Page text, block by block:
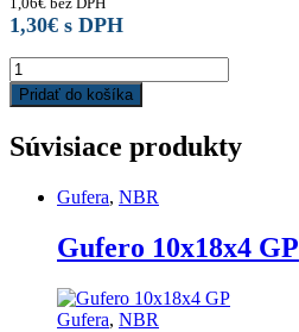
1,30€ s DPH
Gufero
45x72x8
GP
Pridať do košíka
Súvisiace produkty
Gufera, NBR
Gufero 10x18x4 GP
Gufera, NBR